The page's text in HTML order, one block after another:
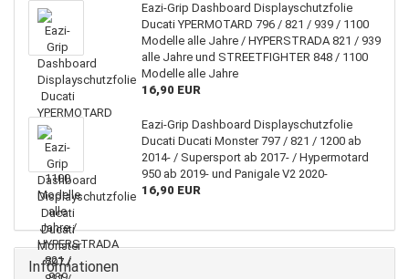
Eazi-Grip Dashboard Displayschutzfolie
Ducati YPERMOTARD 796 / 821 / 939 / 1100
Modelle alle Jahre / HYPERSTRADA 821 / 939
alle Jahre und STREETFIGHTER 848 / 1100
Modelle alle Jahre
16,90 EUR
Eazi-Grip Dashboard Displayschutzfolie
Ducati Ducati Monster 797 / 821 / 1200 ab
2014- / Supersport ab 2017- / Hypermotard
950 ab 2019- und Panigale V2 2020-
16,90 EUR
Informationen